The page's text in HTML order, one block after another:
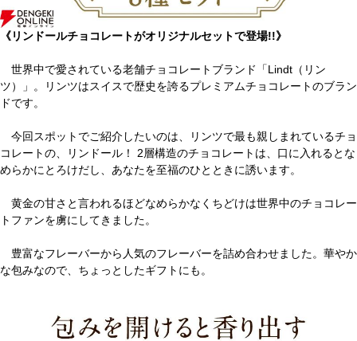
《リンドールチョコレートがオリジナルセットで登場!!》
世界中で愛されている老舗チョコレートブランド「Lindt（リン
ツ）」。リンツはスイスで歴史を誇るプレミアムチョコレートのブラン
ドです。
今回スポットでご紹介したいのは、リンツで最も親しまれているチョ
コレートの、リンドール！ 2層構造のチョコレートは、口に入れるとな
めらかにとろけだし、あなたを至福のひとときに誘います。
黄金の甘さと言われるほどなめらかなくちどけは世界中のチョコレー
トファンを虜にしてきました。
豊富なフレーバーから人気のフレーバーを詰め合わせました。華やか
な包みなので、ちょっとしたギフトにも。